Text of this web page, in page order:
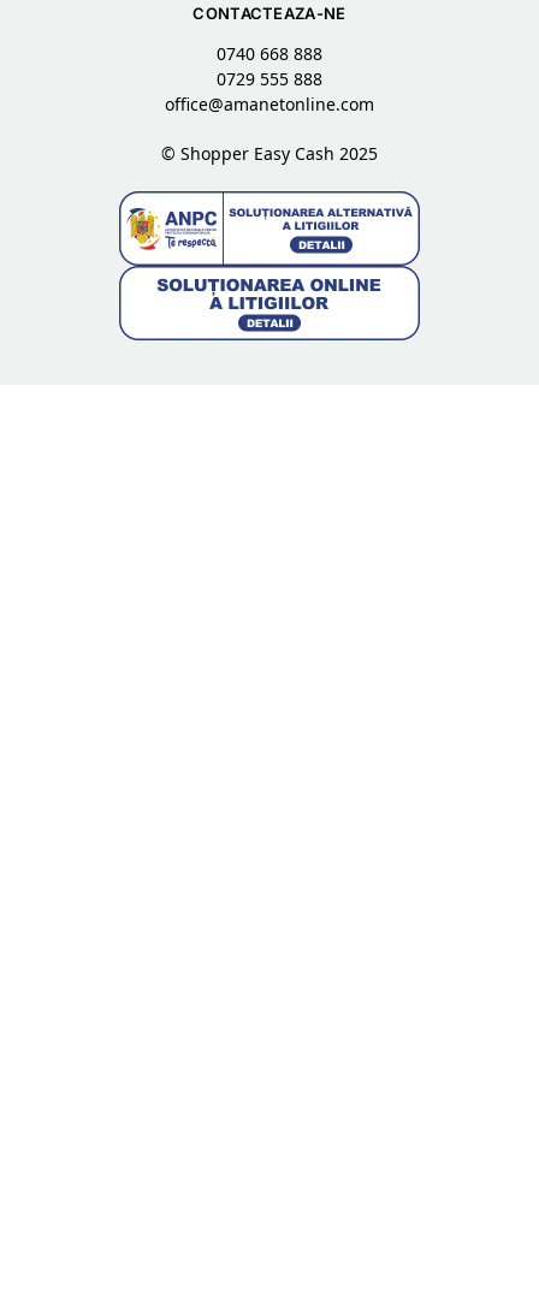
CONTACTEAZA-NE
0740 668 888
0729 555 888
office@amanetonline.com
© Shopper Easy Cash 2025